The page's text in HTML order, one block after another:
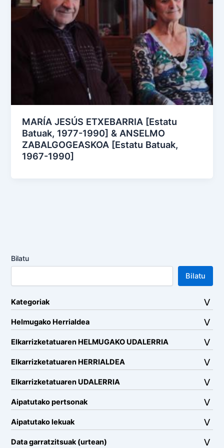
MARÍA JESÚS ETXEBARRIA [Estatu
Batuak, 1977-1990] & ANSELMO
ZABALGOGEASKOA [Estatu Batuak,
1967-1990]
Bilatu
Bilatu
Kategoriak
Helmugako Herrialdea
Elkarrizketatuaren HELMUGAKO UDALERRIA
Elkarrizketatuaren HERRIALDEA
Elkarrizketatuaren UDALERRIA
Aipatutako pertsonak
Aipatutako lekuak
Data garratzitsuak (urtean)